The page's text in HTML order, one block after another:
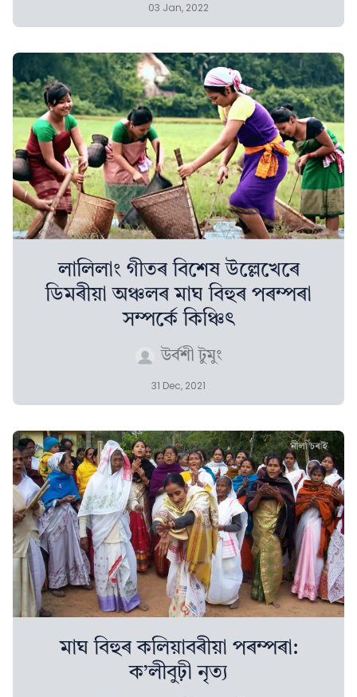
03 Jan, 2022
লালিলাং গীতৰ বিশেষ উল্লেখেৰে
ডিমৰীয়া অঞ্চলৰ মাঘ বিহুৰ পৰম্পৰা
সম্পৰ্কে কিঞ্চিৎ
উৰ্বশী টুমুং
31 Dec, 2021
মাঘ বিহুৰ কলিয়াবৰীয়া পৰম্পৰা:
ক’লীবুঢ়ী নৃত্য